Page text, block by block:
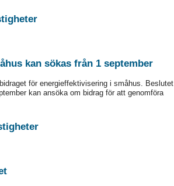
i Södertälje - Fastigheter
kan sökas från 1 september
för energieffektivisering i småhus. Beslutet
kan ansöka om bidrag för att genomföra
i Östersund - Fastigheter